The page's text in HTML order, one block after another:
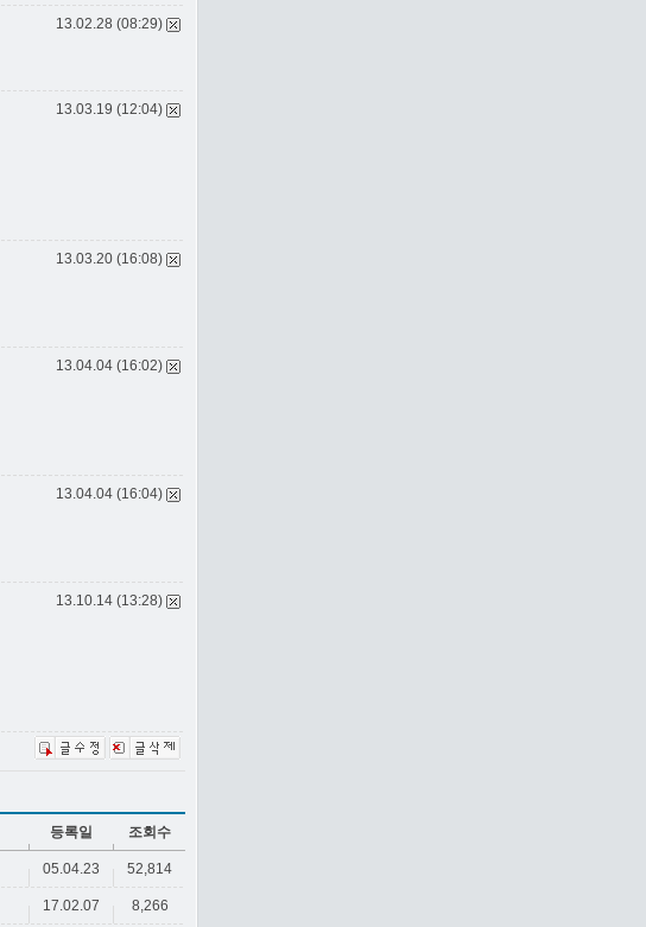
13.02.28 (08:29)
13.03.19 (12:04)
13.03.20 (16:08)
13.04.04 (16:02)
13.04.04 (16:04)
13.10.14 (13:28)
등록일 조회수
05.04.23 52,814
17.02.07 8,266